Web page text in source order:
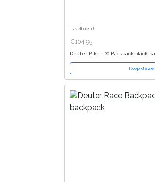
Travelbags.nl
€104,95
Deuter Bike I 20 Backpack black
Koop